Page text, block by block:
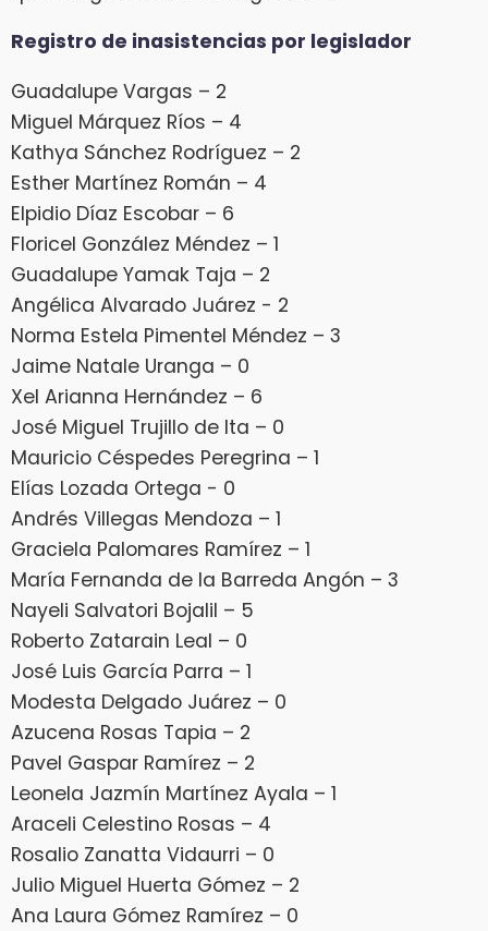
Registro de inasistencias por legislador
Guadalupe Vargas – 2
Miguel Márquez Ríos – 4
Kathya Sánchez Rodríguez – 2
Esther Martínez Román – 4
Elpidio Díaz Escobar – 6
Floricel González Méndez – 1
Guadalupe Yamak Taja – 2
Angélica Alvarado Juárez - 2
Norma Estela Pimentel Méndez – 3
Jaime Natale Uranga – 0
Xel Arianna Hernández – 6
José Miguel Trujillo de Ita – 0
Mauricio Céspedes Peregrina – 1
Elías Lozada Ortega - 0
Andrés Villegas Mendoza – 1
Graciela Palomares Ramírez – 1
María Fernanda de la Barreda Angón – 3
Nayeli Salvatori Bojalil – 5
Roberto Zatarain Leal – 0
José Luis García Parra – 1
Modesta Delgado Juárez – 0
Azucena Rosas Tapia – 2
Pavel Gaspar Ramírez – 2
Leonela Jazmín Martínez Ayala – 1
Araceli Celestino Rosas – 4
Rosalio Zanatta Vidaurri – 0
Julio Miguel Huerta Gómez – 2
Ana Laura Gómez Ramírez – 0